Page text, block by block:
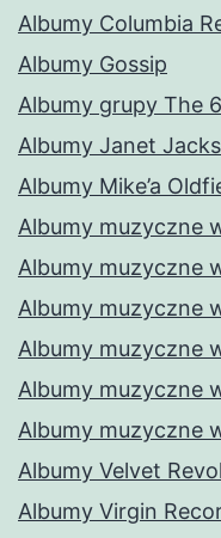
Albumy Columbia
Albumy Gossip
Albumy grupy The
Albumy Janet
Albumy Mike’a
Albumy muzyczne
Albumy muzyczne
Albumy muzyczne
Albumy muzyczne
Albumy muzyczne
Albumy muzyczne
Albumy Velvet
Albumy Virgin